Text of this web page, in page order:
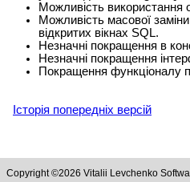
Можливість використання
Можливість масової
відкритих вікнах SQL.
Незначні покращення в
Незначні покращення
Покращення функціоналу
Історія попередніх версій